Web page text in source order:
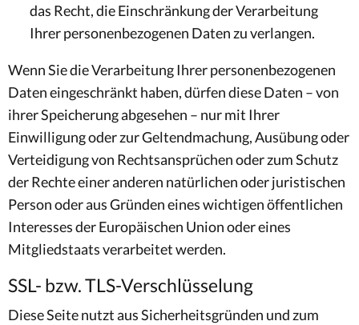
das Recht, die Einschränkung der Verarbeitung
Ihrer personenbezogenen Daten zu verlangen.
Wenn Sie die Verarbeitung Ihrer personenbezogenen
Daten eingeschränkt haben, dürfen diese Daten – von
ihrer Speicherung abgesehen – nur mit Ihrer
Einwilligung oder zur Geltendmachung, Ausübung oder
Verteidigung von Rechtsansprüchen oder zum Schutz
der Rechte einer anderen natürlichen oder juristischen
Person oder aus Gründen eines wichtigen öffentlichen
Interesses der Europäischen Union oder eines
Mitgliedstaats verarbeitet werden.
SSL- bzw. TLS-Verschlüsselung
Diese Seite nutzt aus Sicherheitsgründen und zum